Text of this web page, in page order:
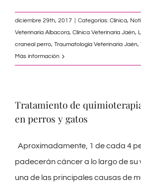
diciembre 29th, 2017 Categorías: Clínica,
Veterinaria Albacora, Clínica Veterinaria Jaén,
craneal perro, Traumatología Veterinaria Jaén,
Más información
Tratamiento de
en perros y gatos
Aproximadamente, 1 de cada 4
padecerán cáncer a lo largo de su
una de las principales causas de